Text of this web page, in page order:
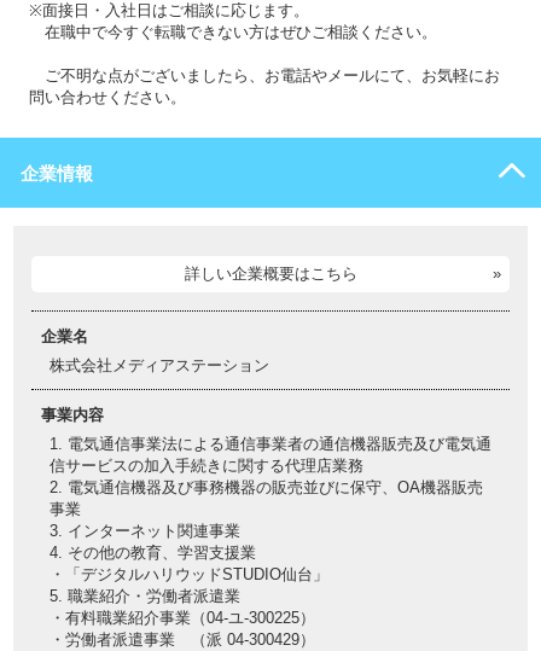
※面接日・入社日はご相談に応じます。
在職中で今すぐ転職できない方はぜひご相談ください。
ご不明な点がございましたら、お電話やメールにて、お気軽にお
問い合わせください。
企業情報
詳しい企業概要はこちら
企業名
株式会社メディアステーション
事業内容
1. 電気通信事業法による通信事業者の通信機器販売及び電気通
信サービスの加入手続きに関する代理店業務
2. 電気通信機器及び事務機器の販売並びに保守、OA機器販売
事業
3. インターネット関連事業
4. その他の教育、学習支援業
・「デジタルハリウッドSTUDIO仙台」
5. 職業紹介・労働者派遣業
・有料職業紹介事業（04-ユ-300225）
・労働者派遣事業 （派 04-300429）